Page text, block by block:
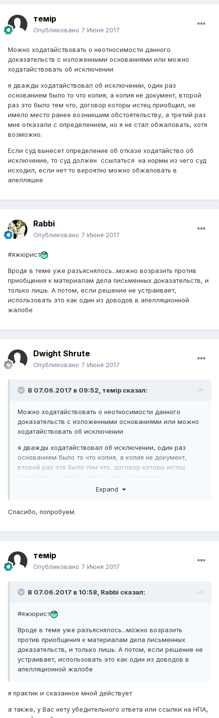
темір
Опубликовано 7 Июня 2017
Можно ходатайствовать о неотносимости данного
доказательств с изложенными основаниями или можно
ходатайствовать об исключении
я дважды ходатайствовал об исключении, один раз
основанием было то что копия, а копия не документ, второй
раз это было тем что, договор которы истец приобщил, не
имело место ранее возникшим обстоятельству, а третий раз
мне отказали с определением, но я не стал обжаловать, хотя
возможно.
Если суд вынесет определение об отказе ходатайство об
исключение, то суд должен ссылаться на нормы из чего суд
исходил, если нет то вероятно можно обжаловать в
апелляшке
Rabbi
Опубликовано 7 Июня 2017
#яжюрист
Вроде в теме уже разъяснялось...можно возразить против
приобщения к материалам дела письменных доказательств, и
только лишь. А потом, если решение не устраивает,
использовать это как один из доводов в апелляционной
жалобе
Dwight Shrute
Опубликовано 7 Июня 2017
В 07.06.2017 в 09:52, темір сказал:
Можно ходатайствовать о неотносимости данного
доказательств с изложенными основаниями или можно
ходатайствовать об исключении
я дважды ходатайствовал об исключении, один раз
основанием было то что копия, а копия не документ,
второй раз это было тем что, договор которы истец
приобщил, не имело место ранее возникшим
обстоятельству, а третий раз мне отказали с
Если суд вынесет определение об отказе ходатайство об
суд исходил, если нет то вероятно можно обжаловать в
Expand
Спасибо, попробуем.
темір
Опубликовано 7 Июня 2017
В 07.06.2017 в 10:58, Rabbi сказал:
#яжюрист
Вроде в теме уже разъяснялось...можно возразить
против приобщения к материалам дела письменных
доказательств, и только лишь. А потом, если решение не
устраивает, использовать это как один из доводов в
апелляционной жалобе
я практик и сказанное мной действует
а также, у Вас нету убедительного ответа или ссылки на НПА,